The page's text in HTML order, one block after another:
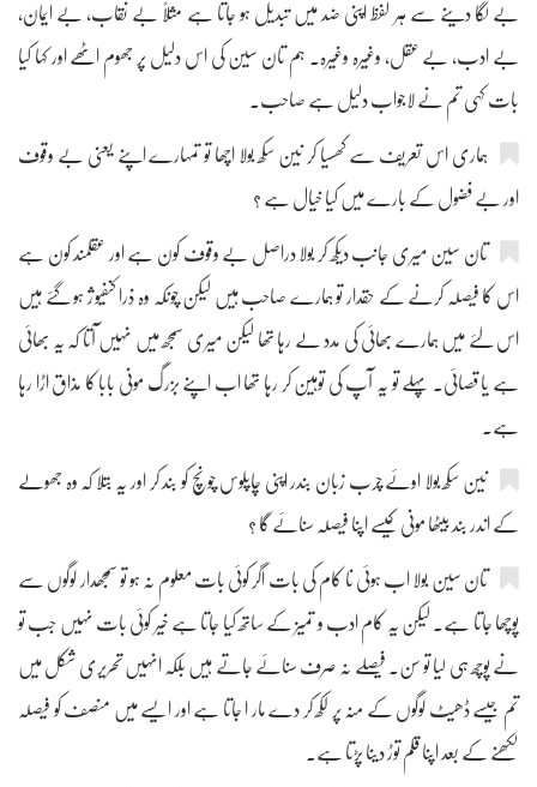
بے لگا دینے سے ہر لفظ اپنی ضد میں تبدیل ہو جاتا ہے مثلاً بے نقاب، بے ایمان،
بے ادب، بے عقل، وغیرہ وغیرہ۔ ہم تان سین کی اس دلیل پر جھوم اٹھے اور کہا کیا
بات کہی تم نے لاجواب دلیل ہے صاحب۔
ہماری اس تعریف سے کھسیا کر نین سکھ بولا اچھا تو تمہارے اپنے یعنی بے وقوف
اور بے فضول کے بارے میں کیا خیال ہے ؟
تان سین میری جانب دیکھ کر بولا دراصل بے وقوف کون ہے اور عقلمند کون ہے
اس کا فیصلہ کرنے کے حقدار تو ہمارے صاحب ہیں لیکن چونکہ وہ ذرا کنفیوژ ہو گئے ہیں
اس لئے میں ہمارے بھائی کی مدد لے رہا تھا لیکن میری سمجھ میں نہیں آتا کہ یہ بھائی
ہے یا قصائی۔ پہلے تو یہ آپ کی توہین کر رہا تھا اب اپنے بزرگ مونی بابا کا مذاق اڑا رہا
ہے۔
نین سکھ بولا اوئے چرب زبان بندر اپنی چاپلوس چونچ کو بند کر اور یہ بتلا کہ وہ جھولے
کے اندر بند بیٹھا مونی کیسے اپنا فیصلہ سنائے گا ؟
تان سین بولا اب ہوئی نا کام کی بات اگر کوئی بات معلوم نہ ہو تو سمجھدار لوگوں سے
پوچھا جاتا ہے۔ لیکن یہ کام ادب و تمیز کے ساتھ کیا جاتا ہے خیر کوئی بات نہیں جب تو
نے پوچھ ہی لیا تو سن۔ فیصلے نہ صرف سنائے جاتے ہیں بلکہ انہیں تحریری شکل میں
تم جیسے ڈھیٹ لوگوں کے منہ پر لکھ کر دے مار ا جاتا ہے اور ایسے میں منصف کو فیصلہ
لکھنے کے بعد اپنا قلم توڑ دینا پڑتا ہے۔